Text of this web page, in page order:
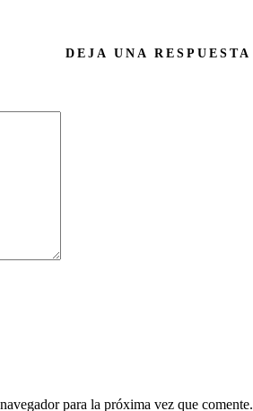
DEJA UNA RESPUESTA
para la próxima vez que comente.